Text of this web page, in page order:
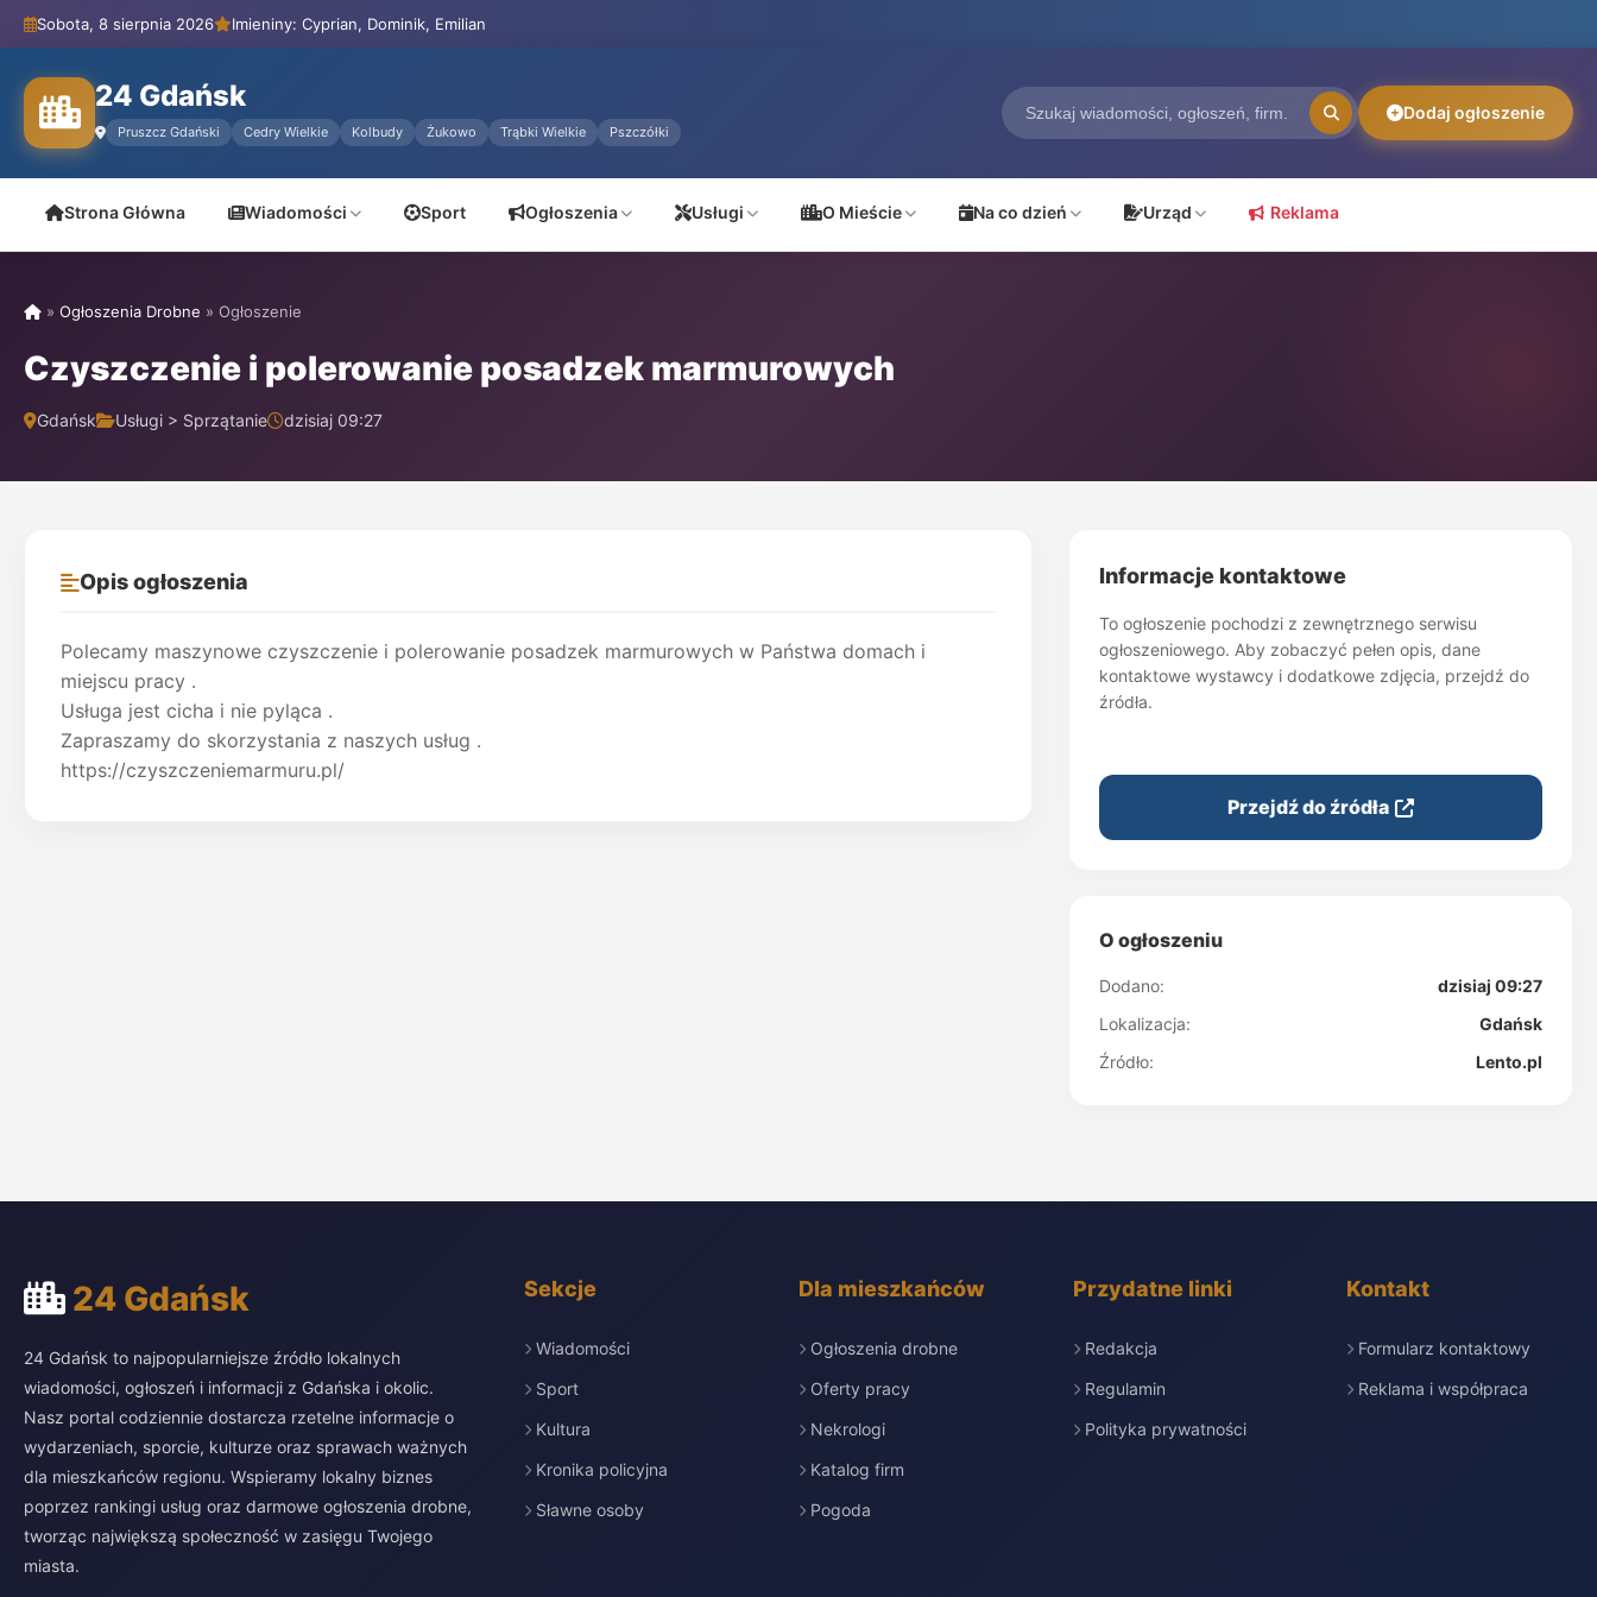
Sobota, 8 sierpnia 2026 Imieniny: Cyprian, Dominik, Emilian
24 Gdańsk
Pruszcz Gdański Cedry Wielkie Kolbudy Żukowo Trąbki Wielkie Pszczółki
Dodaj ogłoszenie
Strona Główna Wiadomości Sport Ogłoszenia Usługi O Mieście Na co dzień Urząd Reklama
» Ogłoszenia Drobne » Ogłoszenie
Czyszczenie i polerowanie posadzek marmurowych
Gdańsk Usługi > Sprzątanie dzisiaj 09:27
Opis ogłoszenia
Polecamy maszynowe czyszczenie i polerowanie posadzek marmurowych w Państwa domach i
miejscu pracy .
Usługa jest cicha i nie pyląca .
Zapraszamy do skorzystania z naszych usług .
https://czyszczeniemarmuru.pl/
Informacje kontaktowe
To ogłoszenie pochodzi z zewnętrznego serwisu
ogłoszeniowego. Aby zobaczyć pełen opis, dane
kontaktowe wystawcy i dodatkowe zdjęcia, przejdź do
źródła.
Przejdź do źródła
O ogłoszeniu
Dodano:
dzisiaj 09:27
Lokalizacja:
Gdańsk
Źródło:
Lento.pl
24 Gdańsk
24 Gdańsk to najpopularniejsze źródło lokalnych
wiadomości, ogłoszeń i informacji z Gdańska i okolic.
Nasz portal codziennie dostarcza rzetelne informacje o
wydarzeniach, sporcie, kulturze oraz sprawach ważnych
dla mieszkańców regionu. Wspieramy lokalny biznes
poprzez rankingi usług oraz darmowe ogłoszenia drobne,
tworząc największą społeczność w zasięgu Twojego
miasta.
Sekcje
Wiadomości
Sport
Kultura
Kronika policyjna
Sławne osoby
Dla mieszkańców
Ogłoszenia drobne
Oferty pracy
Nekrologi
Katalog firm
Pogoda
Przydatne linki
Redakcja
Regulamin
Polityka prywatności
Kontakt
Formularz kontaktowy
Reklama i współpraca